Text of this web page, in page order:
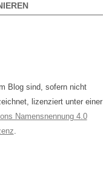
Blog sind, sofern nicht
lizenziert unter einer
Namensnennung 4.0
.